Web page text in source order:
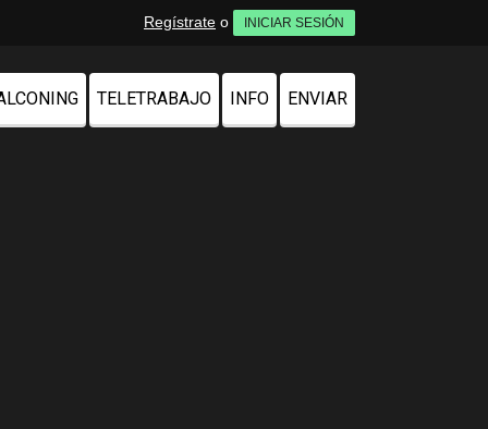
Regístrate o INICIAR SESIÓN
TELETRABAJO INFO ENVIAR